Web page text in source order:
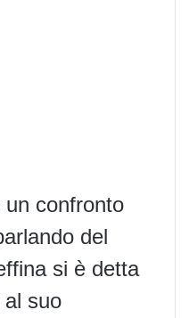
un confronto
del
si è detta
suo